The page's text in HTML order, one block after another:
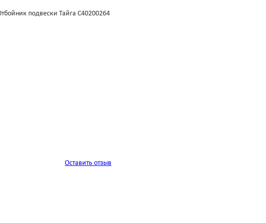
подвески Тайга С40200264
Оставить отзыв